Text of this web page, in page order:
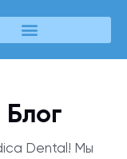
Dental! Мы